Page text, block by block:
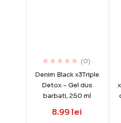
(0)
Denim Black x3Triple
Detox – Gel dus
barbati, 250 ml
8.99 lei